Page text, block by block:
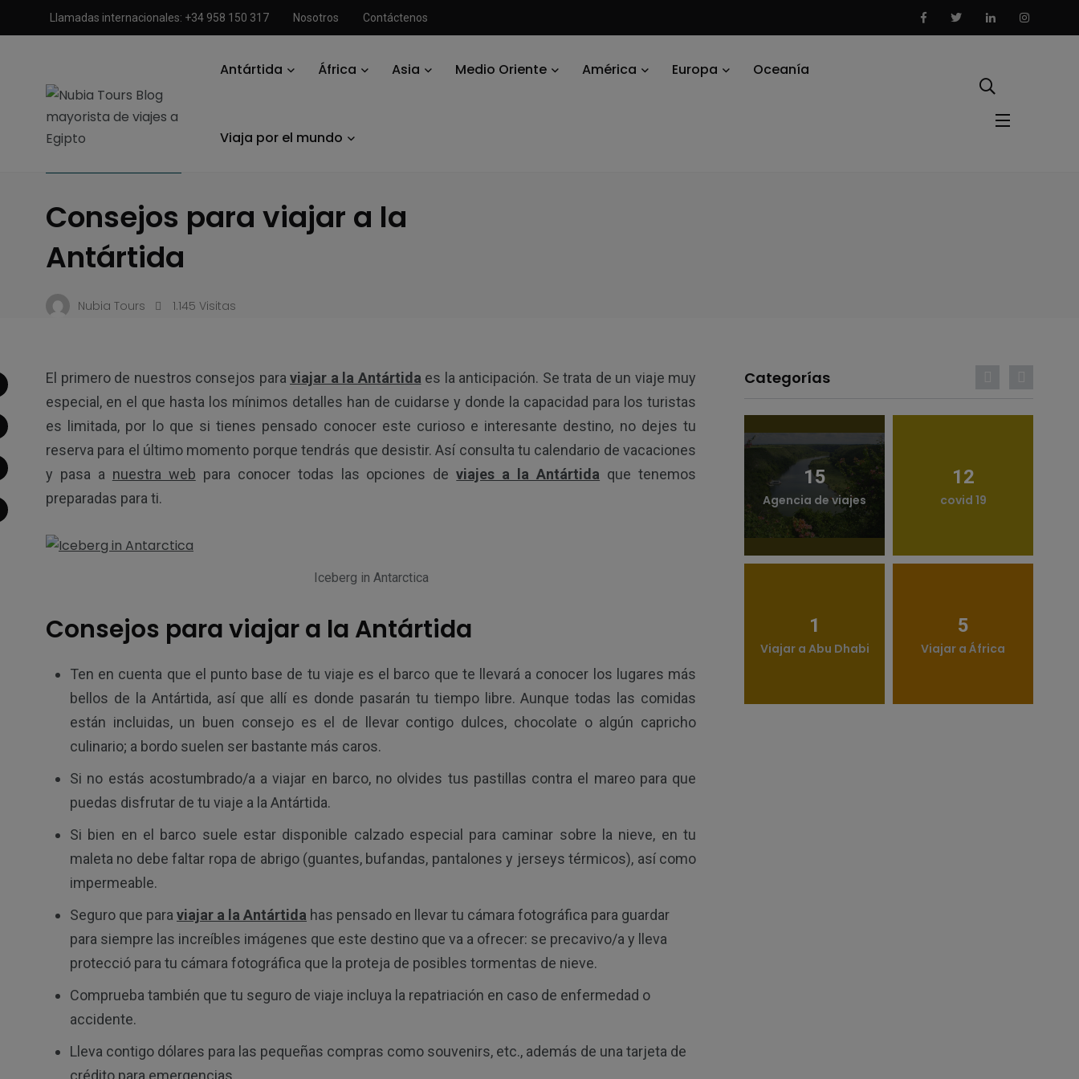
Llamadas internacionales: +34 958 150 317 Nosotros Contáctenos
Antártida África Asia Medio Oriente América Europa Oceanía
Viaja por el mundo
Consejos para viajar a la
Antártida
Nubia Tours 1.145 Visitas
El primero de nuestros consejos para viajar a la Antártida es la anticipación. Se trata de un viaje muy
especial, en el que hasta los mínimos detalles han de cuidarse y donde la capacidad para los turistas
es limitada, por lo que si tienes pensado conocer este curioso e interesante destino, no dejes tu
reserva para el último momento porque tendrás que desistir. Así consulta tu calendario de vacaciones
y pasa a nuestra web para conocer todas las opciones deviajes a la Antártida que tenemos
preparadas para ti.
Iceberg in Antarctica
Consejos para viajar a la Antártida
Ten en cuenta que el punto base de tu viaje es el barco que te llevará a conocer los lugares más
bellos de la Antártida, así que allí es donde pasarán tu tiempo libre. Aunque todas las comidas
están incluidas, un buen consejo es el de llevar contigo dulces, chocolate o algún capricho
culinario; a bordo suelen ser bastante más caros.
Si no estás acostumbrado/a a viajar en barco, no olvides tus pastillas contra el mareo para que
puedas disfrutar de tu viaje a la Antártida.
Si bien en el barco suele estar disponible calzado especial para caminar sobre la nieve, en tu
maleta no debe faltar ropa de abrigo (guantes, bufandas, pantalones y jerseys térmicos), así como
impermeable.
Seguro que para viajar a la Antártida has pensado en llevar tu cámara fotográfica para guardar
para siempre las increíbles imágenes que este destino que va a ofrecer: se precavivo/a y lleva
protecció para tu cámara fotográfica que la proteja de posibles tormentas de nieve.
Comprueba también que tu seguro de viaje incluya la repatriación en caso de enfermedad o
accidente.
Lleva contigo dólares para las pequeñas compras como souvenirs, etc., además de una tarjeta de
crédito para emergencias.
Categorías
a Suiza
1
Viajar a Túnez
1
1
Viajar a Venezuela
4
2 5 15
Agencia de viajes
12
covid 19
1
Viajar a Abu Dhabi
5
Viajar a África